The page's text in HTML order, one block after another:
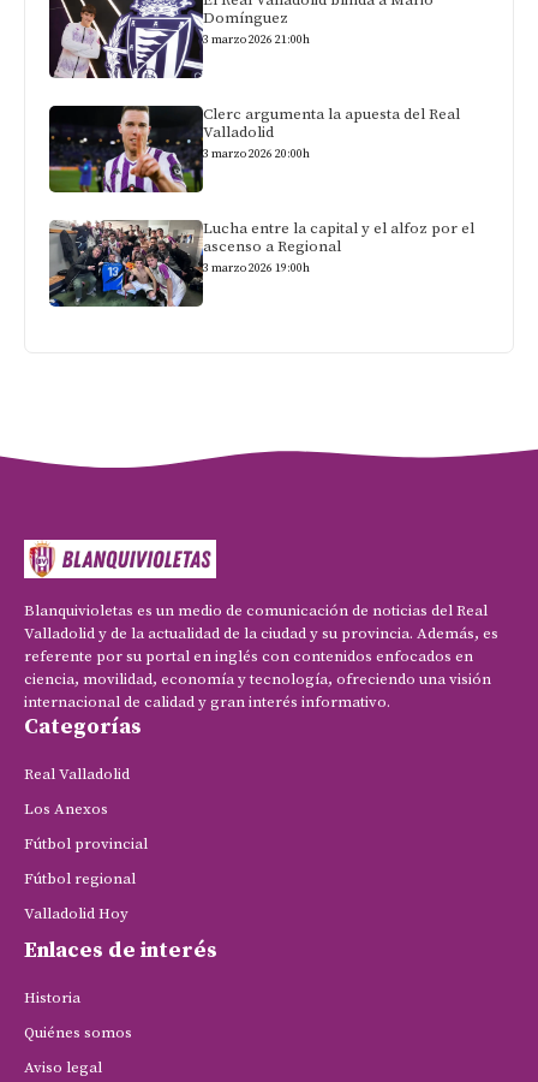
Domínguez
3 marzo 2026 21:00h
Clerc argumenta la apuesta del Real
Valladolid
3 marzo 2026 20:00h
Lucha entre la capital y el alfoz por el
ascenso a Regional
3 marzo 2026 19:00h
Blanquivioletas es un medio de comunicación de noticias del Real
Valladolid y de la actualidad de la ciudad y su provincia. Además, es
referente por su portal en inglés con contenidos enfocados en
ciencia, movilidad, economía y tecnología, ofreciendo una visión
internacional de calidad y gran interés informativo.
Categorías
Real Valladolid
Los Anexos
Fútbol provincial
Fútbol regional
Valladolid Hoy
Enlaces de interés
Historia
Quiénes somos
Aviso legal